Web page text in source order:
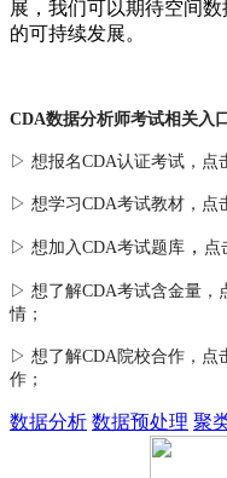
展，我们可以期待空间
的可持续发展。
CDA数据分析师考试相关入
▷ 想报名CDA认证考试，点
▷ 想学习CDA考试教材，点
▷ 想加入CDA考试题库 ， 点
▷ 想了解CDA考试含金量 ，
情；
▷ 想了解CDA院校合作 ，点
作；
数据分析 数据预处理 聚